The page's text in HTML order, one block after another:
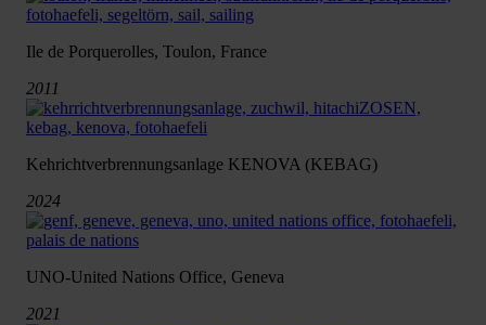
Ile de Porquerolles, Toulon, France
2011
Kehrichtverbrennungsanlage KENOVA (KEBAG)
2024
UNO-United Nations Office, Geneva
2021